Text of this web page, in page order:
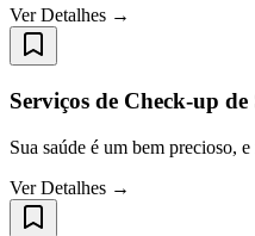
Ver Detalhes →
Serviços de Check-up
Sua saúde é um bem precioso,
Ver Detalhes →